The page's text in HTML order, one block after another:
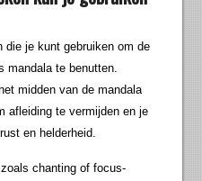
die je kunt gebruiken om de
mandala te benutten.
midden van de mandala
afleiding te vermijden en je
en helderheid.
chanting of focus-